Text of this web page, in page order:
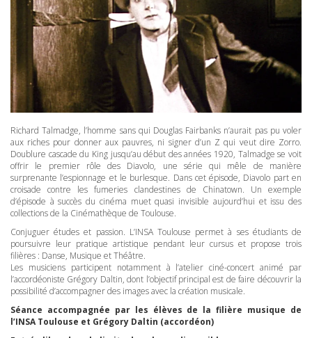
Richard Talmadge, l’homme sans qui Douglas Fairbanks n’aurait pas pu voler
aux riches pour donner aux pauvres, ni signer d’un Z qui veut dire Zorro.
Doublure cascade du King jusqu’au début des années 1920, Talmadge se voit
offrir le premier rôle des Diavolo, une série qui mêle de manière
surprenante l’espionnage et le burlesque. Dans cet épisode, Diavolo part en
croisade contre les fumeries clandestines de Chinatown. Un exemple
d’épisode à succès du cinéma muet quasi invisible aujourd’hui et issu des
collections de la Cinémathèque de Toulouse.
Conjuguer études et passion. L’INSA Toulouse permet à ses étudiants de
poursuivre leur pratique artistique pendant leur cursus et propose trois
filières : Danse, Musique et Théâtre.
Les musiciens participent notamment à l’atelier ciné-concert animé par
l’accordéoniste Grégory Daltin, dont l’objectif principal est de faire découvrir la
possibilité d’accompagner des images avec la création musicale.
Séance accompagnée par les élèves de la filière musique de
l’INSA Toulouse et Grégory Daltin (accordéon)